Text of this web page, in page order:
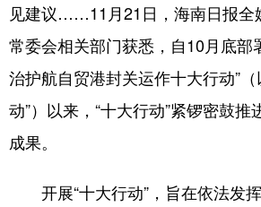
见建议……11月21日，海南日报全
常委会相关部门获悉，自10月底部
治护航自贸港封关运作十大行动”
动”）以来，“十大行动”紧锣密鼓
成果。
开展“十大行动”，旨在依法发